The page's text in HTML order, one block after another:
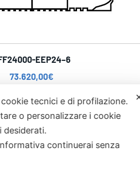
EEP24–6
73.620,00€
tecnici e di profilazione.
o personalizzare i cookie
desiderati.
continuerai senza